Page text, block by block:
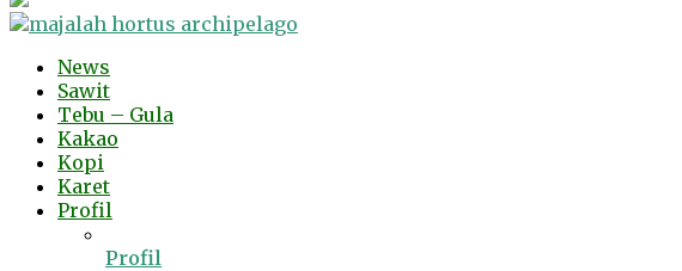
News
Sawit
Tebu – Gula
Kakao
Kopi
Karet
Profil
Profil